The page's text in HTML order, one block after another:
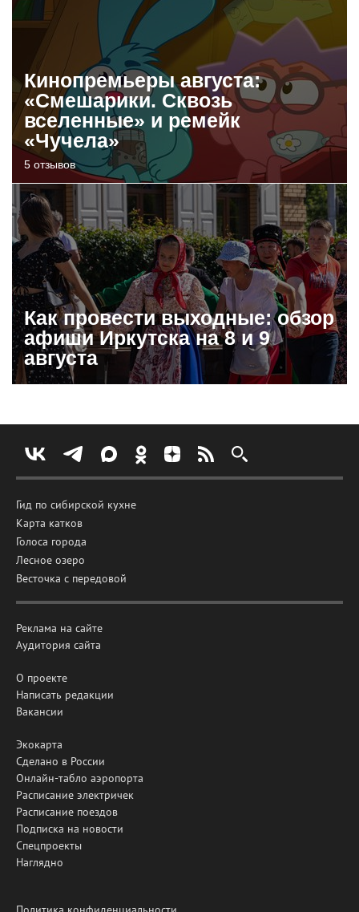
Кинопремьеры августа:
«Смешарики. Сквозь
вселенные» и ремейк
«Чучела»
5 отзывов
Как провести выходные: обзор
афиши Иркутска на 8 и 9
августа
Гид по сибирской кухне
Карта катков
Голоса города
Лесное озеро
Весточка с передовой
Реклама на сайте
Аудитория сайта
О проекте
Написать редакции
Вакансии
Экокарта
Сделано в России
Онлайн-табло аэропорта
Расписание электричек
Расписание поездов
Подписка на новости
Спецпроекты
Наглядно